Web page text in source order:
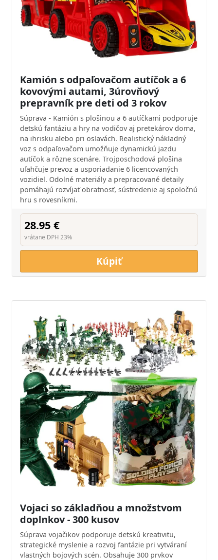
Kamión s odpaľovačom autíčok a 6
kovovými autami, 3úrovňový
prepravník pre deti od 3 rokov
Súprava - Kamión s plošinou a 6 autíčkami podporuje
detskú fantáziu a hry na vodičov aj pretekárov doma,
na ihrisku alebo pri oslavách. Realistický nákladný
voz s odpaľovačom umožňuje dynamickú jazdu
autíčok a rôzne scenáre. Trojposchodová plošina
uľahčuje prevoz a usporiadanie 6 licencovaných
vozidiel. Odolné materiály a prepracované detaily
pomáhajú rozvíjať obratnosť, sústredenie aj spoločnú
hru s rovesníkmi.
28.95 €
vrátane DPH 23%
Kúpiť
Vojaci so základňou a množstvom
doplnkov - 300 kusov
Súprava vojačikov podporuje detskú kreativitu,
strategické myslenie a rozvoj fantázie pri vytváraní
vlastných bojových scén. Obsahuje 300 prvkov